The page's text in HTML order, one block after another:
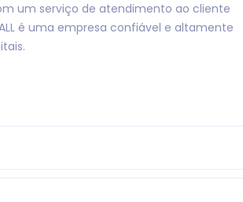
um serviço de atendimento ao cliente
é uma empresa confiável e altamente